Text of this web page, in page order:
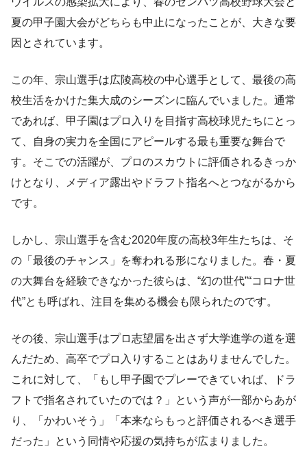
夏の甲子園大会がどちらも中止になったことが、大きな要
因とされています。
この年、宗山選手は広陵高校の中心選手として、最後の高
校生活をかけた集大成のシーズンに臨んでいました。通常
であれば、甲子園はプロ入りを目指す高校球児たちにとっ
て、自身の実力を全国にアピールする最も重要な舞台で
す。そこでの活躍が、プロのスカウトに評価されるきっか
けとなり、メディア露出やドラフト指名へとつながるから
です。
しかし、宗山選手を含む2020年度の高校3年生たちは、そ
の「最後のチャンス」を奪われる形になりました。春・夏
の大舞台を経験できなかった彼らは、“幻の世代”“コロナ世
代”とも呼ばれ、注目を集める機会も限られたのです。
その後、宗山選手はプロ志望届を出さず大学進学の道を選
んだため、高卒でプロ入りすることはありませんでした。
これに対して、「もし甲子園でプレーできていれば、ドラ
フトで指名されていたのでは？」という声が一部からあが
り、「かわいそう」「本来ならもっと評価されるべき選手
だった」という同情や応援の気持ちが広まりました。